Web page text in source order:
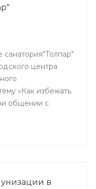
центра
«Как избежать
общении с
в